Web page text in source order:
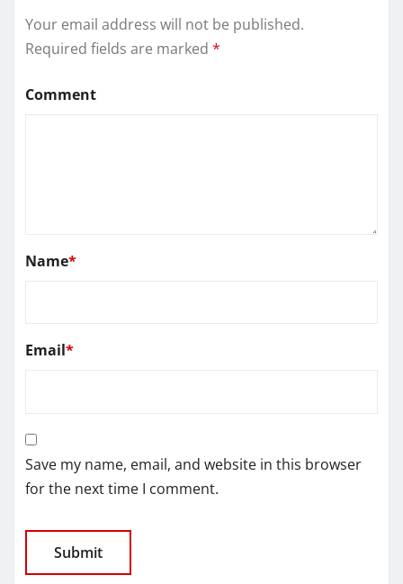
Your email address will not be published.
Required fields are marked *
Comment
Name*
Email*
Save my name, email, and website in this browser
for the next time I comment.